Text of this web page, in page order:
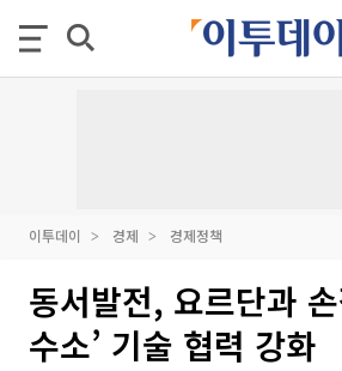
이투데이 경제 경제정책
동서발전, 요르단과
수소’ 기술 협력 강화